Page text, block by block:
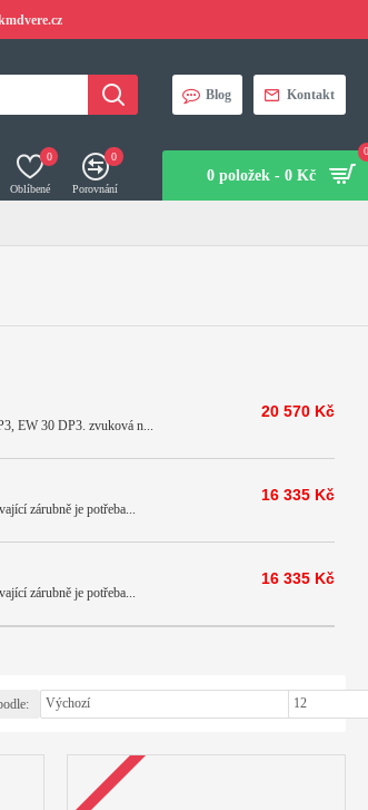
Blog Kontakt
Oblíbené
0
Porovnání
0
0 položek - 0 Kč
EW 30 DP3. zvuková n...
20 570 Kč
zárubně je potřeba...
16 335 Kč
zárubně je potřeba...
16 335 Kč